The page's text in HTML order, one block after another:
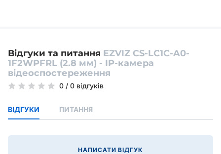
Відгуки та питання EZVIZ CS-LC1C-A0-
1F2WPFRL (2.8 мм) - IP-камера
відеоспостереження
0 / 0 відгуків
ВІДГУКИ ПИТАННЯ
НАПИСАТИ ВІДГУК